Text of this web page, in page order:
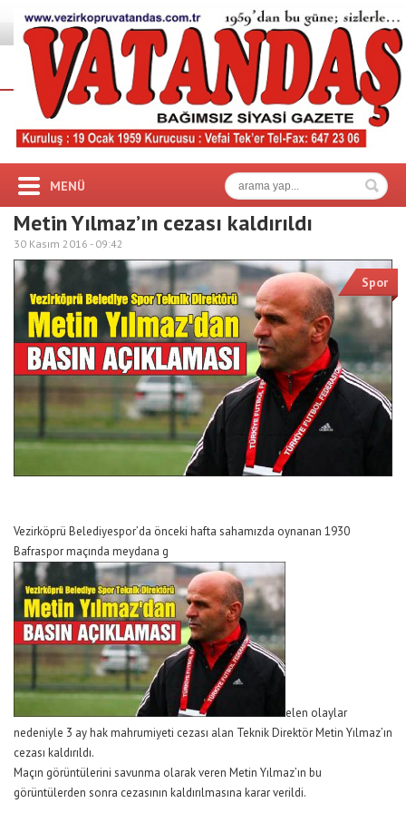
MENÜ
Metin Yılmaz’ın cezası kaldırıldı
30 Kasım 2016 - 09:42
Spor
Vezirköprü Belediyespor’da önceki hafta sahamızda oynanan 1930
Bafraspor maçında meydana g
elen olaylar
nedeniyle 3 ay hak mahrumiyeti cezası alan Teknik Direktör Metin Yılmaz’ın
cezası kaldırıldı.
Maçın görüntülerini savunma olarak veren Metin Yılmaz’ın bu
görüntülerden sonra cezasının kaldırılmasına karar verildi.